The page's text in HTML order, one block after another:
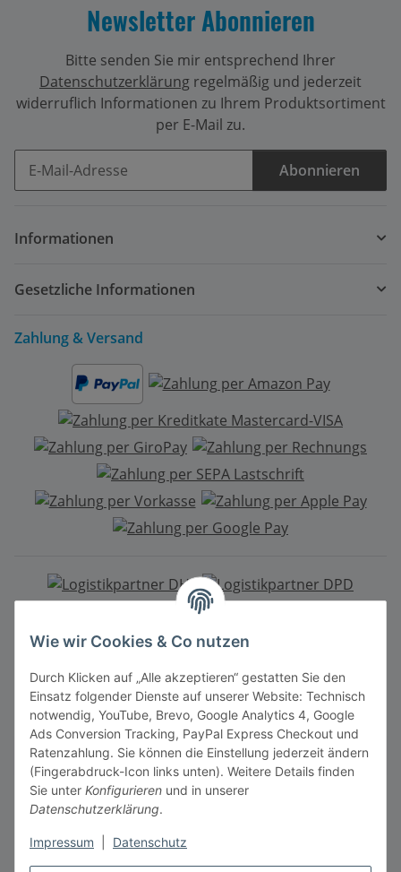
Wie wir Cookies & Co nutzen
Durch Klicken auf „Alle akzeptieren“ gestatten Sie den
Einsatz folgender Dienste auf unserer Website: Technisch
notwendig, YouTube, Brevo, Google Analytics 4, Google
Ads Conversion Tracking, PayPal Express Checkout und
Ratenzahlung. Sie können die Einstellung jederzeit ändern
(Fingerabdruck-Icon links unten). Weitere Details finden
Sie unter Konfigurieren und in unserer
Datenschutzerklärung.
Impressum Datenschutz
Newsletter Abonnieren
Bitte senden Sie mir entsprechend Ihrer
Datenschutzerklärung regelmäßig und jederzeit
widerruflich Informationen zu Ihrem Produktsortiment
per E-Mail zu.
Abonnieren
Informationen
Gesetzliche Informationen
Zahlung & Versand
Vertrag widerrufen
* Alle Preise inkl. gesetzlicher MwSt., zzgl.Versandkosten